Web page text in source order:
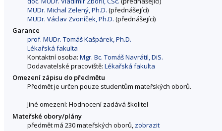
MUDr. Michal Zelený, Ph.D. (přednášející)
MUDr. Václav Zvoníček, Ph.D. (přednášející)
Garance
prof. MUDr. Tomáš Kašpárek, Ph.D.
Lékařská fakulta
Kontaktní osoba: Mgr. Bc. Tomáš Navrátil, DiS.
Dodavatelské pracoviště: Lékařská fakulta
Omezení zápisu do předmětu
Předmět je určen pouze studentům mateřských oborů.
Jiné omezení: Hodnocení zadává školitel
Mateřské obory/plány
předmět má 230 mateřských oborů, zobrazit